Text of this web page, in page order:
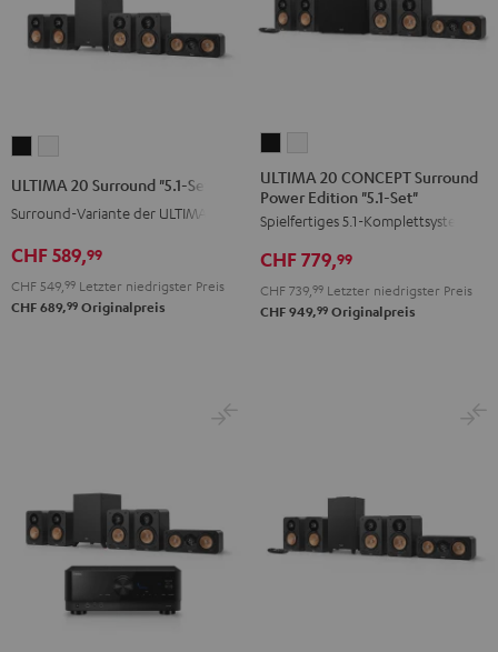
Set"
Schwarz
Set"
Weiß
ULTIMA 20 Surround "5.1-Set"
Surround-Variante der ULTIMA 20
CHF 589,99
CHF 549,99 Letzter niedrigster Preis
CHF 689,99 Originalpreis
20
CONCEPT
Surround
Power
"5.1-
20
CONCEPT
Surround
Power
"5.1-
ULTIMA 20 CONCEPT Surround
Power Edition "5.1-Set"
Spielfertiges 5.1-Komplettsystem
CHF 779,99
CHF 739, 99 Letzter niedrigster Preis
CHF 949,99 Originalpreis